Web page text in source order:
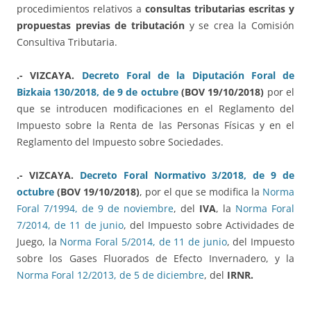
procedimientos relativos a consultas tributarias escritas y
propuestas previas de tributación y se crea la Comisión
Consultiva Tributaria.
.- VIZCAYA. Decreto Foral de la Diputación Foral de
Bizkaia 130/2018, de 9 de octubre(BOV 19/10/2018) por el
que se introducen modificaciones en el Reglamento del
Impuesto sobre la Renta de las Personas Físicas y en el
Reglamento del Impuesto sobre Sociedades.
.- VIZCAYA. Decreto Foral Normativo 3/2018, de 9 de
octubre (BOV 19/10/2018), por el que se modifica la Norma
Foral 7/1994, de 9 de noviembre, del IVA, la Norma Foral
7/2014, de 11 de junio, del Impuesto sobre Actividades de
Juego, la Norma Foral 5/2014, de 11 de junio, del Impuesto
sobre los Gases Fluorados de Efecto Invernadero, y la
Norma Foral 12/2013, de 5 de diciembre, del IRNR.